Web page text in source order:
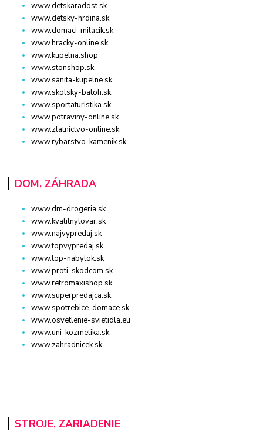
www.detskaradost.sk
www.detsky-hrdina.sk
www.domaci-milacik.sk
www.hracky-online.sk
www.kupelna.shop
www.stonshop.sk
www.sanita-kupelne.sk
www.skolsky-batoh.sk
www.sportaturistika.sk
www.potraviny-online.sk
www.zlatnictvo-online.sk
www.rybarstvo-kamenik.sk
DOM, ZÁHRADA
www.dm-drogeria.sk
www.kvalitnytovar.sk
www.najvypredaj.sk
www.topvypredaj.sk
www.top-nabytok.sk
www.proti-skodcom.sk
www.retromaxishop.sk
www.superpredajca.sk
www.spotrebice-domace.sk
www.osvetlenie-svietidla.eu
www.uni-kozmetika.sk
www.zahradnicek.sk
STROJE, ZARIADENIE